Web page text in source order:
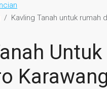
Kavling Tanah untuk rumah
Karawang